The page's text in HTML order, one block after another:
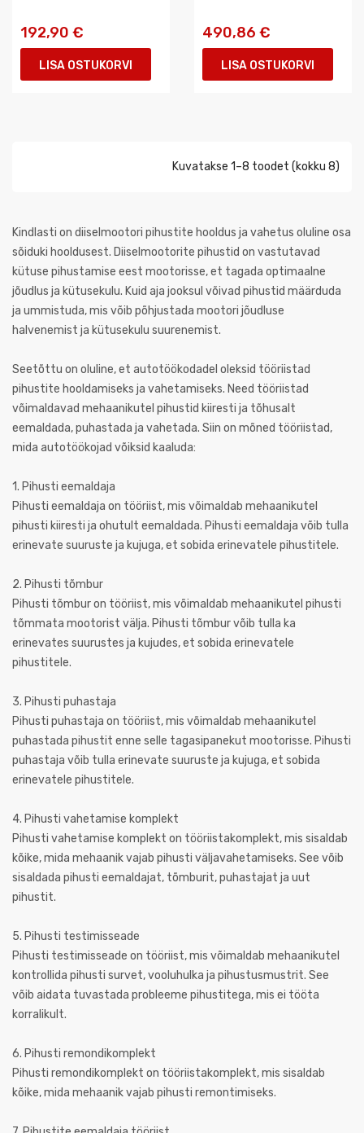
192,90 €
LISA OSTUKORVI
490,86 €
LISA OSTUKORVI
Kuvatakse 1–8 toodet (kokku 8)
Kindlasti on diiselmootori pihustite hooldus ja vahetus oluline osa
sõiduki hooldusest. Diiselmootorite pihustid on vastutavad
kütuse pihustamise eest mootorisse, et tagada optimaalne
jõudlus ja kütusekulu. Kuid aja jooksul võivad pihustid määrduda
ja ummistuda, mis võib põhjustada mootori jõudluse
halvenemist ja kütusekulu suurenemist.
Seetõttu on oluline, et autotöökodadel oleksid tööriistad
pihustite hooldamiseks ja vahetamiseks. Need tööriistad
võimaldavad mehaanikutel pihustid kiiresti ja tõhusalt
eemaldada, puhastada ja vahetada. Siin on mõned tööriistad,
mida autotöökojad võiksid kaaluda:
1. Pihusti eemaldaja
Pihusti eemaldaja on tööriist, mis võimaldab mehaanikutel
pihusti kiiresti ja ohutult eemaldada. Pihusti eemaldaja võib tulla
erinevate suuruste ja kujuga, et sobida erinevatele pihustitele.
2. Pihusti tõmbur
Pihusti tõmbur on tööriist, mis võimaldab mehaanikutel pihusti
tõmmata mootorist välja. Pihusti tõmbur võib tulla ka
erinevates suurustes ja kujudes, et sobida erinevatele
pihustitele.
3. Pihusti puhastaja
Pihusti puhastaja on tööriist, mis võimaldab mehaanikutel
puhastada pihustit enne selle tagasipanekut mootorisse. Pihusti
puhastaja võib tulla erinevate suuruste ja kujuga, et sobida
erinevatele pihustitele.
4. Pihusti vahetamise komplekt
Pihusti vahetamise komplekt on tööriistakomplekt, mis sisaldab
kõike, mida mehaanik vajab pihusti väljavahetamiseks. See võib
sisaldada pihusti eemaldajat, tõmburit, puhastajat ja uut
pihustit.
5. Pihusti testimisseade
Pihusti testimisseade on tööriist, mis võimaldab mehaanikutel
kontrollida pihusti survet, vooluhulka ja pihustusmustrit. See
võib aidata tuvastada probleeme pihustitega, mis ei tööta
korralikult.
6. Pihusti remondikomplekt
Pihusti remondikomplekt on tööriistakomplekt, mis sisaldab
kõike, mida mehaanik vajab pihusti remontimiseks.